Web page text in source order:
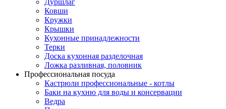
Ковши
Кружки
Крышки
Кухонные принадлежности
Терки
Доска кухонная разделочная
Ложка разливная, половник
Профессиональная посуда
Кастрюли профессиональные - котлы
Баки на кухню для воды и консервации
Ведра